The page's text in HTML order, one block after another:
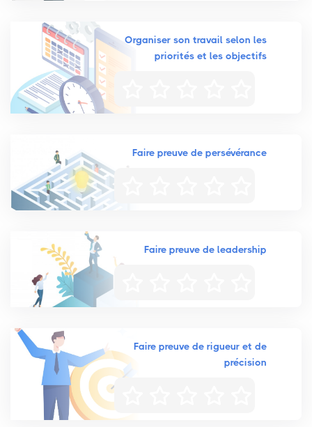
Organiser son travail selon les
priorités et les objectifs
Faire preuve de persévérance
Faire preuve de leadership
Faire preuve de rigueur et de
précision